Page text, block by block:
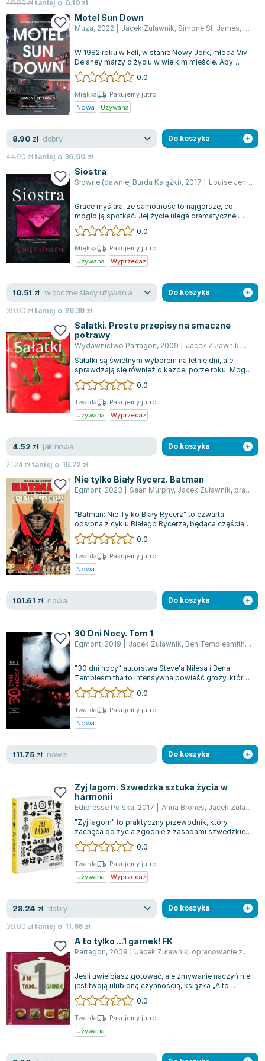
Książki o naukach politycznych dla studentów
Książki do nauk przyrodniczych dla studentów
Książki do nauk społecznych dla studentów
Książki do nauk ścisłych dla studentów
Prawo - książki dla studentów
Technologia żywności - książki
Zarządzanie i marketing - książki
Podręczniki dla nauczycieli - metodyka
Repetytoria, testy i materiały pomocnicze
Bolesław Prus
Clive Cussler
Wanda Chotomska
Józef Ignacy Kraszewski
Clive Staples Lewis
Martyna Wojciechowska
Melissa De la Cruz
Jaś Kapela
Agatha Christie
Witold Gadowski
Jan Pietrzak
Marcin Kowalczyk
Piotr Zychowicz
Joanna Jabłczyńska
Piotr Kościelny
Jan Piński
Agata Passent
Michel Moran
Maciej Orłoś
Jo Nesbo
Katarzyna Miller
Antoine de Saint Exupery
Lew Tołstoj
Mark Twain
Marcin Meller
ks. Piotr Pawlukiewicz
Jarosław Sokołowski
Piotr Latocha
Michael Scott
Piotr Semka
Jarosław Iwaszkiewicz
Joseph Murphy
Jan Sztaudynger
Aleksander Puszkin
Małgorzata Ohme
Leszek Czarnecki
Joanna Racewicz
Maria Seweryn
Janina Zającówna
Eric Helms
Anna Prus (oprac.)
Nela Mała Reporterka
Barbara Wrzesińska
Virginia Woolf
Lorraine Warren
Ajahn Brahm
Lucinda Riley
Jacek Walkiewicz
49.90złtaniej o 0.10 zł
Motel Sun Down
Muza, 2022 Jacek Żuławnik, Simone St. James,
W 1982 roku w Fell, w stanie Nowy Jork, młoda Viv
Delaney marzy o życiu w wielkim mieście. Aby
zebrać środki na ten cel, podejmuje...
0.0
Miękka
Pakujemy jutro
Nowa
Używana
8.90 zł dobry
44.90złtaniej o 36.00 zł
Do koszyka
Siostra
Słowne (dawniej Burda Książki), 2017 Louise Jensen
Grace myślała, że samotność to najgorsze, co
mogło ją spotkać. Jej życie ulega dramatycznej
zmianie po tragicznej śmierci najbliżs...
0.0
Miękka
Pakujemy jutro
Używana
Wyprzedaż
10.51 zł widoczne ślady używania
39.90złtaniej o 29.39 zł
Do koszyka
Sałatki. Proste przepisy na smaczne
potrawy
Wydawnictwo Parragon, 2009 Jacek Żuławnik,
Sałatki są świetnym wyborem na letnie dni, ale
sprawdzają się również o każdej porze roku. Mogą
być lekkie i orzeźwiające, a jedno...
0.0
Twarda
Pakujemy jutro
Używana
Wyprzedaż
4.52 zł jak nowa
21.24złtaniej o 16.72 zł
Do koszyka
Nie tylko Biały Rycerz. Batman
Egmont, 2023 Sean Murphy, Jacek Żuławnik, praca zbiorowa
"Batman: Nie Tylko Biały Rycerz" to czwarta
odsłona z cyklu Białego Rycerza, będąca częścią
serii DC Black Label. Przez dwanaście...
0.0
Twarda
Pakujemy jutro
Nowa
101.61 zł nowa Do koszyka
30 Dni Nocy. Tom 1
Egmont, 2019 Jacek Żuławnik, Ben Templesmith,
"30 dni nocy" autorstwa Steve'a Nilesa i Bena
Templesmitha to intensywna powieść grozy, która
przenosi czytelnika do mrocznego świ...
0.0
Twarda
Pakujemy jutro
Nowa
111.75 zł nowa Do koszyka
Żyj lagom. Szwedzka sztuka życia w
harmonii
Edipresse Polska, 2017 Anna Brones, Jacek Żuławnik
"Żyj lagom" to praktyczny przewodnik, który
zachęca do życia zgodnie z zasadami szwedzkiej
filozofii lagom, promującej umiar i rów...
0.0
Twarda
Pakujemy jutro
Używana
Wyprzedaż
28.24 zł dobry
39.90złtaniej o 11.66 zł
Do koszyka
A to tylko ...1 garnek! FK
Parragon, 2009 Jacek Żuławnik, opracowanie zbiorowe
Jeśli uwielbiasz gotować, ale zmywanie naczyń nie
jest twoją ulubioną czynnością, książka „A to
tylko...1 garnek!” będzie dla cieb...
0.0
Twarda
Pakujemy jutro
Używana